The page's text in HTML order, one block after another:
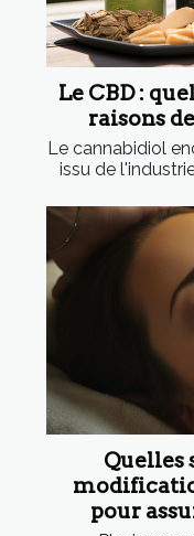
Le CBD :
raisons
Le cannabidiol
issu de
Quelles
pour